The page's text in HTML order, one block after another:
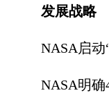
发展战略
NASA启动
NASA明确